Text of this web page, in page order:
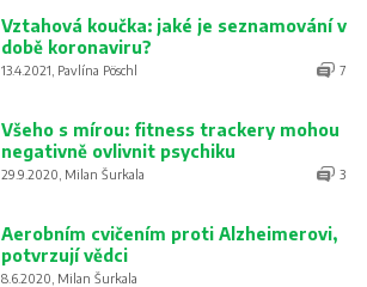
Vztahová koučka: jaké je seznamování v
době koronaviru?
13.4.2021, Pavlína Pöschl 7
Všeho s mírou: fitness trackery mohou
negativně ovlivnit psychiku
29.9.2020, Milan Šurkala 3
Aerobním cvičením proti Alzheimerovi,
potvrzují vědci
8.6.2020, Milan Šurkala